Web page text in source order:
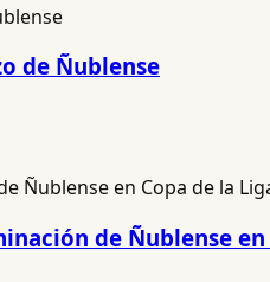
de Ñublense
de Ñublense